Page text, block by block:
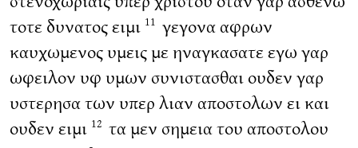
τοτε δυνατος ειμι 11 γεγονα αφρων
καυχωμενος υμεις με ηναγκασατε εγω γαρ
ωφειλον υφ υμων συνιστασθαι ουδεν γαρ
υστερησα των υπερ λιαν αποστολων ει και
ουδεν ειμι 12 τα μεν σημεια του αποστολου